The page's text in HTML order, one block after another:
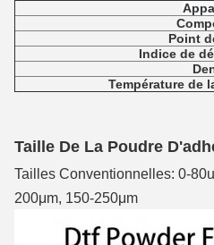
Point
Indice de
Température de
Taille De La Poudre
Tailles Conventionnelles: 0-
200μm, 150-250μm